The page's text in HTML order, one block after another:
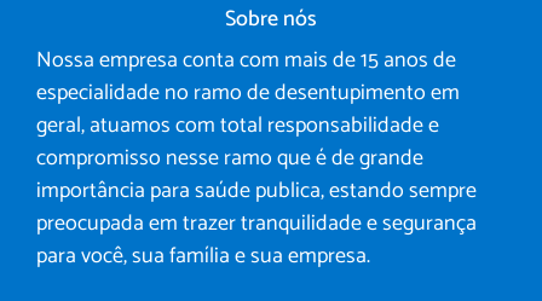
Sobre nós
Nossa empresa conta com mais de 15 anos de
especialidade no ramo de desentupimento em
geral, atuamos com total responsabilidade e
compromisso nesse ramo que é de grande
importância para saúde publica, estando sempre
preocupada em trazer tranquilidade e segurança
para você, sua família e sua empresa.